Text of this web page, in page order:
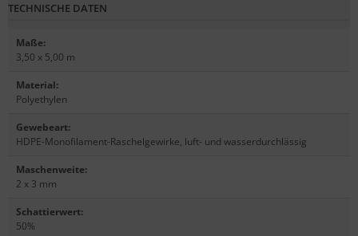
TECHNISCHE DATEN
Maße:
3,50 x 5,00 m
Material:
Polyethylen
Gewebeart:
HDPE-Monofilament-Raschelgewirke, luft- und wasserdurchlässig
Maschenweite:
2 x 3 mm
Schattierwert:
50%